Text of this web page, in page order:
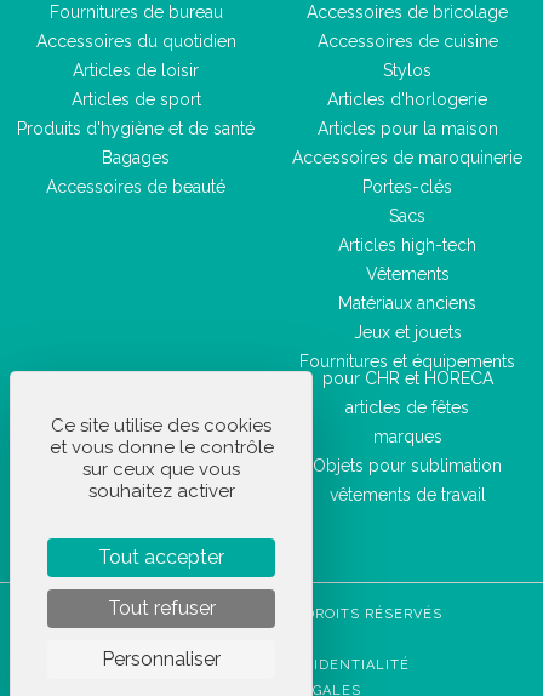
Fournitures de bureau
Accessoires du quotidien
Articles de loisir
Articles de sport
Produits d'hygiène et de santé
Bagages
Accessoires de beauté
Accessoires de bricolage
Accessoires de cuisine
Stylos
Articles d'horlogerie
Articles pour la maison
Accessoires de maroquinerie
Portes-clés
Sacs
Articles high-tech
Vêtements
Matériaux anciens
Jeux et jouets
Fournitures et équipements
pour CHR et HORECA
articles de fêtes
marques
Objets pour sublimation
vêtements de travail
STOCKETIK © 2023 - TOUS DROITS RÉSERVÉS
POLITIQUE DE CONFIDENTIALITÉ
MENTIONS LÉGALES
Ce site utilise des cookies
et vous donne le contrôle
sur ceux que vous
souhaitez activer
Tout accepter
Tout refuser
Personnaliser